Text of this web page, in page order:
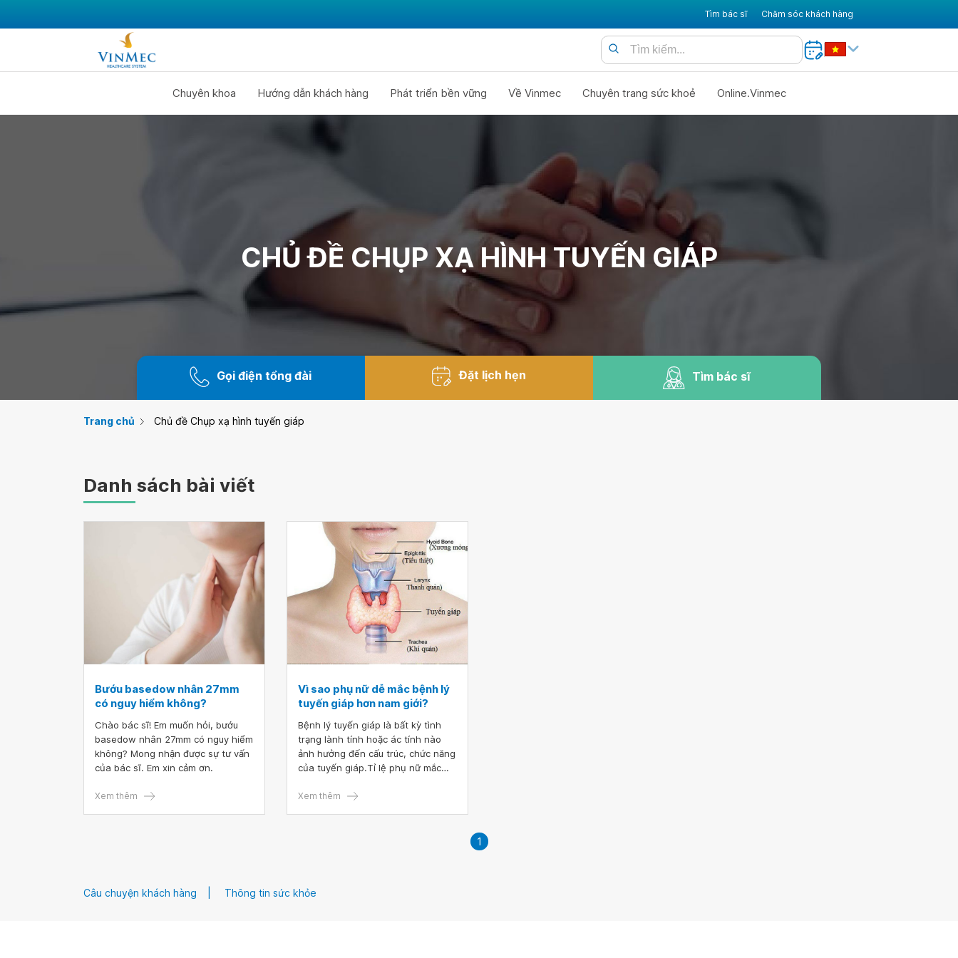
Tìm bác sĩ Chăm sóc khách hàng
Chuyên khoa Hướng dẫn khách hàng Phát triển bền vững Về Vinmec Chuyên trang sức khoẻ Online.Vinmec
CHỦ ĐỀ CHỤP XẠ HÌNH TUYẾN GIÁP
Gọi điện tổng đài Đặt lịch hẹn Tìm bác sĩ
Trang chủ Chủ đề Chụp xạ hình tuyến giáp
Danh sách bài viết
Bướu basedow nhân 27mm
có nguy hiểm không?
Chào bác sĩ! Em muốn hỏi, bướu
basedow nhân 27mm có nguy hiểm
không? Mong nhận được sự tư vấn
của bác sĩ. Em xin cảm ơn.
Xem thêm
Vì sao phụ nữ dễ mắc bệnh lý
tuyến giáp hơn nam giới?
Bệnh lý tuyến giáp là bất kỳ tình
trạng lành tính hoặc ác tính nào
ảnh hưởng đến cấu trúc, chức năng
của tuyến giáp.Tỉ lệ phụ nữ mắc
suy giáp gấp 8 lần so với nam giới.
Xem thêm
1
Câu chuyện khách hàng Thông tin sức khỏe